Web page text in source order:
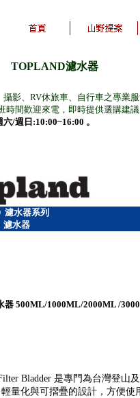
TOPLAND濾水器
影、RV休旅車、自行車之專業
時間歡迎來電，即時提供選購建
/週日:10:00~16:00 。
濾水器系列
濾水器
器 500ML/1000ML/2000ML /
Bladder 是專門為台灣登山
量化與可摺疊的設計，方便使